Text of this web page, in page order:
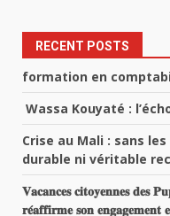
RECENT POSTS
formation en
Wassa Kouyaté :
Crise au Mali : sans
durable ni véritable
𝐕𝐚𝐜𝐚𝐧𝐜𝐞𝐬 𝐜𝐢𝐭𝐨𝐲𝐞𝐧𝐧𝐞𝐬 𝐝𝐞𝐬
𝐫𝐞́𝐚𝐟𝐟𝐢𝐫𝐦𝐞 𝐬𝐨𝐧 𝐞𝐧𝐠𝐚𝐠𝐞𝐦𝐞𝐧𝐭